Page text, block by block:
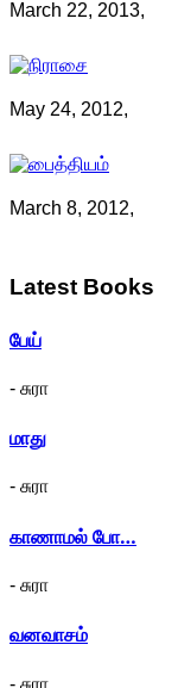
March 22, 2013,
May 24, 2012,
March 8, 2012,
Latest Books
பேய்
- சுரா
மாது
- சுரா
காணாமல் போ…
- சுரா
வனவாசம்
- சுரா